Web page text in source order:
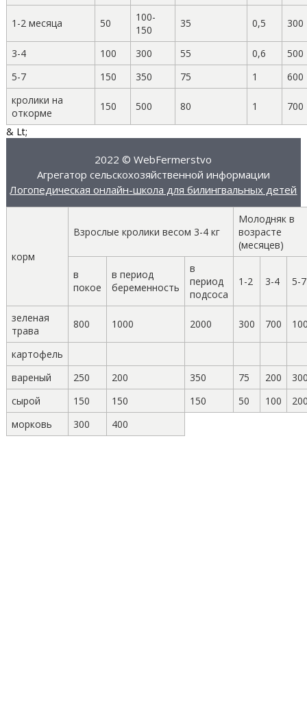
1-2 месяца 50
100-
150
35 0,5 300
3-4 100 300 55 0,6
500
5-7
150 350 75 1
600
кролики на
откорме
150 500 80 1
700
& Lt;
2022 © WebFermerstvo
Агрегатор сельскохозяйственной информации
Логопедическая онлайн-школа для билингвальных детей
корм
Взрослые кролики весом 3-4 кг
Молодняк в
возрасте
(месяцев)
в
покое
в период
беременность
в
период
подсоса
1-2 3-4 5-7
зеленая
трава
800 1000 2000 300 700
картофель
вареный
250 200 350 75 200
сырой
150 150 150 50 100
морковь
300 400